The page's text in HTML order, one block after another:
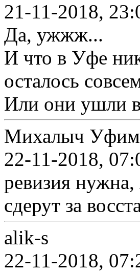
21-11-2018,
Да, ужжж...
И что в Уфе
осталось
Или они ушли в
Михалыч
22-11-2018,
ревизия
сдерут за
alik-s
22-11-2018,